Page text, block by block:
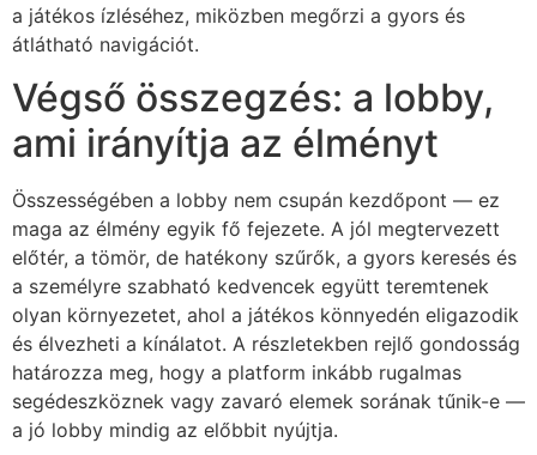
a játékos ízléséhez, miközben megőrzi a gyors és
átlátható navigációt.
Végső összegzés: a lobby,
ami irányítja az élményt
Összességében a lobby nem csupán kezdőpont — ez
maga az élmény egyik fő fejezete. A jól megtervezett
előtér, a tömör, de hatékony szűrők, a gyors keresés és
a személyre szabható kedvencek együtt teremtenek
olyan környezetet, ahol a játékos könnyedén eligazodik
és élvezheti a kínálatot. A részletekben rejlő gondosság
határozza meg, hogy a platform inkább rugalmas
segédeszköznek vagy zavaró elemek sorának tűnik-e —
a jó lobby mindig az előbbit nyújtja.